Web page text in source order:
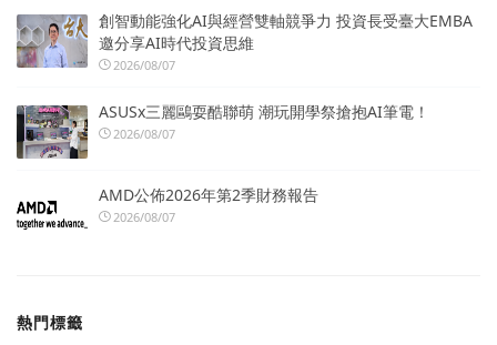
創智動能強化AI與經營雙軸競爭力 投資長受臺大EMBA
邀分享AI時代投資思維
2026/08/07
ASUSx三麗鷗耍酷聯萌 潮玩開學祭搶抱AI筆電！
2026/08/07
AMD公佈2026年第2季財務報告
2026/08/07
熱門標籤